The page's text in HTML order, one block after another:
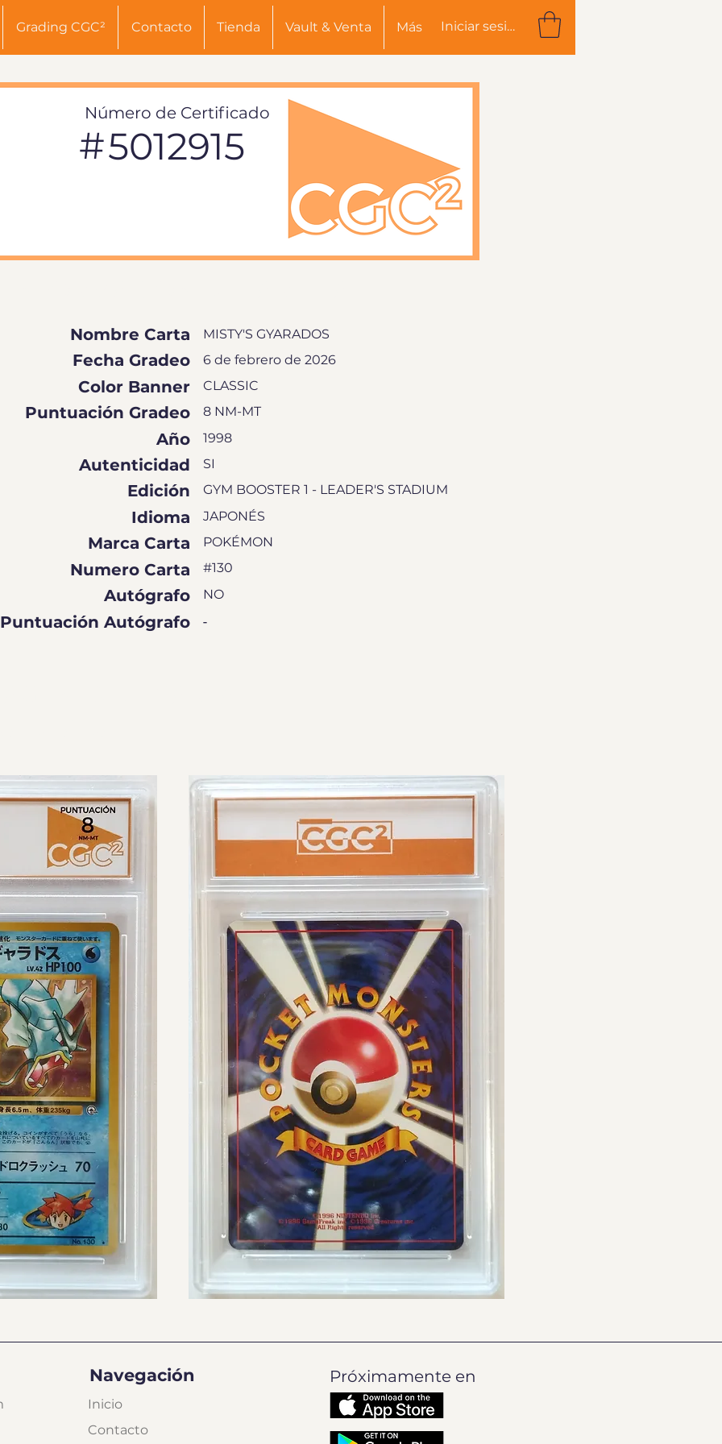
Iniciar sesión
Grading CGC² Contacto Tienda Vault & Venta Más
Número de Certificado
#5012915
Nombre Carta
Fecha Gradeo
Color Banner
Puntuación Gradeo
Año
Autenticidad
Edición
Idioma
Marca Carta
Numero Carta
Autógrafo
Puntuación Autógrafo
MISTY'S GYARADOS
6 de febrero de 2026
CLASSIC
8 NM-MT
1998
SI
GYM BOOSTER 1 - LEADER'S STADIUM
JAPONÉS
POKÉMON
#130
NO
-
Navegación
Inicio
Contacto
Próximamente en